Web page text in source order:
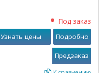
Под заказ
Узнать цены Подробно